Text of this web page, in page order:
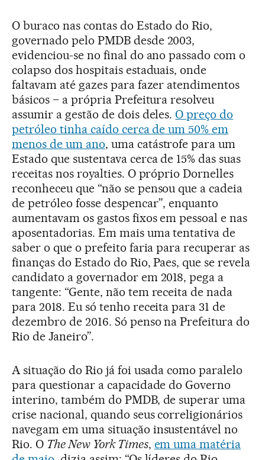
O buraco nas contas do Estado do Rio,
governado pelo PMDB desde 2003,
evidenciou-se no final do ano passado com o
colapso dos hospitais estaduais, onde
faltavam até gazes para fazer atendimentos
básicos – a própria Prefeitura resolveu
assumir a gestão de dois deles. O preço do
petróleo tinha caído cerca de um 50% em
menos de um ano, uma catástrofe para um
Estado que sustentava cerca de 15% das suas
receitas nos royalties. O próprio Dornelles
reconheceu que “não se pensou que a cadeia
de petróleo fosse despencar”, enquanto
aumentavam os gastos fixos em pessoal e nas
aposentadorias. Em mais uma tentativa de
saber o que o prefeito faria para recuperar as
finanças do Estado do Rio, Paes, que se revela
candidato a governador em 2018, pega a
tangente: “Gente, não tem receita de nada
para 2018. Eu só tenho receita para 31 de
dezembro de 2016. Só penso na Prefeitura do
Rio de Janeiro”.
A situação do Rio já foi usada como paralelo
para questionar a capacidade do Governo
interino, também do PMDB, de superar uma
crise nacional, quando seus correligionários
navegam em uma situação insustentável no
Rio. O The New York Times, em uma matéria